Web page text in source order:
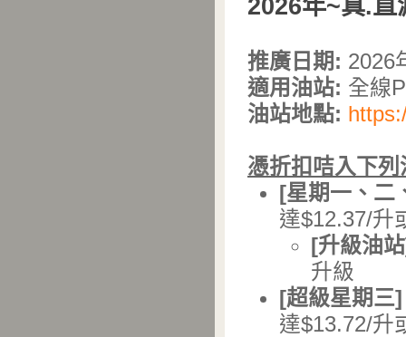
2026年~真.
推廣日期: 2026
適用油站: 全線
油站地點:
憑折扣咭入下
[星期一、二
達$12.37/升
[升級油
升級
[超級星期三]
達$13.72/升